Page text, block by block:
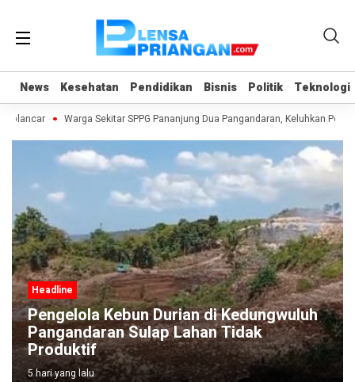
News Kesehatan Pendidikan Bisnis Politik Teknologi
News Kesehatan Pendidikan Bisnis Politik Teknologi
Warga Sekitar SPPG Pananjung Dua Pangandaran, Keluhkan Pola
Headline
Pengelola Kebun Durian di Kedungwuluh
Pangandaran Sulap Lahan Tidak
Produktif ‎
5 hari yang lalu